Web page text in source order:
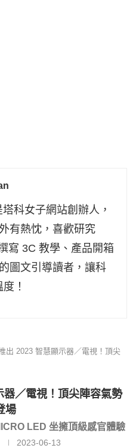
科女子網站創辦人，
有熱忱，喜歡研究
寫 3C 教學、產品開箱
圖文引導讀者，讓科
！
出 2023 智慧顯示器／電視！頂尖
／電視！頂尖陣容氣勢
場
LED 坐擁頂級感官體驗
2023-06-13